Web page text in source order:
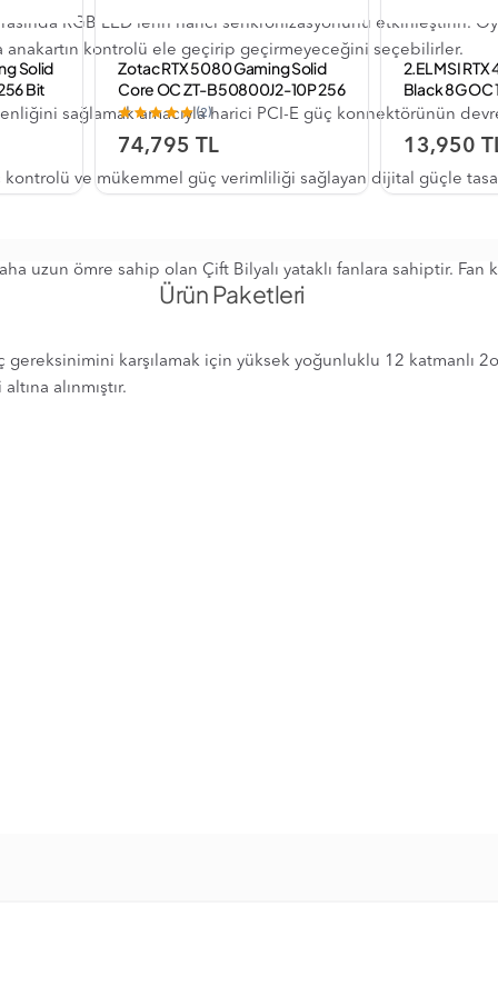
RGB LED'lerin harici senkronizasyonunu etkinleştirin.
kontrolü ele geçirip geçirmeyeceğini seçebilirler.
sağlamak amacıyla harici PCI-E güç konnektörünün
ve mükemmel güç verimliliği sağlayan dijital güçle
uzun ömre sahip olan Çift Bilyalı yataklı fanlara sahiptir.
gereksinimini karşılamak için yüksek yoğunluklu 12 katmanlı
alınmıştır.
Solid
Bit
Zotac RTX 5080 Gaming Solid
Core OC ZT-B50800J2-10P 256
Bit GDDR7 16 GB Ekran Kartı
(2)
74,795 TL
2.EL MSI
Black 8G OC
Ekran Kartı
13,950
Ürün Paketleri